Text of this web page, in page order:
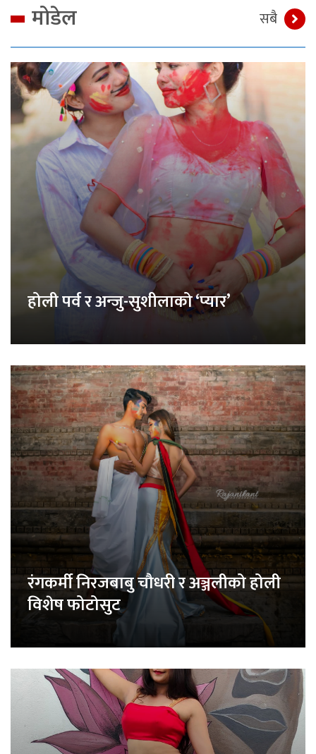
मोडेल सबै
होली पर्व र अन्जु-सुशीलाको ‘प्यार’
रंगकर्मी निरजबाबु चौधरी र अञ्जलीको होली
विशेष फोटोसुट